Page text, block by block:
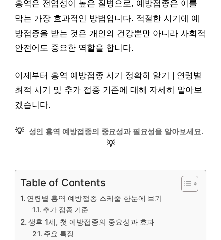
홍역은 전염성이 높은 질병으로, 예방접종은 이를
막는 가장 효과적인 방법입니다. 적절한 시기에 예
방접종을 받는 것은 개인의 건강뿐만 아니라 사회적
안전에도 중요한 역할을 합니다.
이제부터 홍역 예방접종 시기 정확히 알기 | 연령별
최적 시기 및 추가 접종 기준에 대해 자세히 알아보
겠습니다.
💡 성인 홍역 예방접종의 중요성과 필요성을 알아보세요.
💡
Table of Contents
연령별 홍역 예방접종 스케줄 한눈에 보기
추가 접종 기준
생후 1세, 첫 예방접종의 중요성과 효과
주요 특징